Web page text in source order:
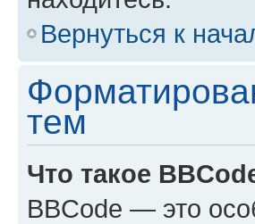
Вернуться к
тем
Что такое
BBCode — это